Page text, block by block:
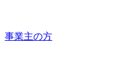
事業主の方